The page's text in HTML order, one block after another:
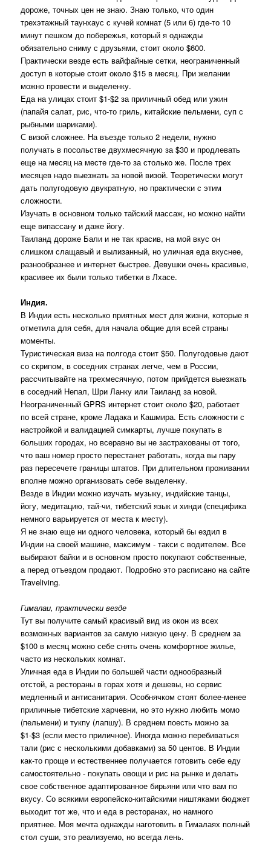
дороже, точных цен не знаю. Знаю только, что один
трехэтажный таунхаус с кучей комнат (5 или 6) где-то 10
минут пешком до побережья, который я однажды
обязательно сниму с друзьями, стоит около $600.
Практически везде есть вайфайные сетки, неограниченный
доступ в которые стоит около $15 в месяц. При желании
можно провести и выделенку.
Еда на улицах стоит $1-$2 за приличный обед или ужин
(папайя салат, рис, что-то гриль, китайские пельмени, суп с
рыбными шариками).
С визой сложнее. На въезде только 2 недели, нужно
получать в посольстве двухмесячную за $30 и продлевать
еще на месяц на месте где-то за столько же. После трех
месяцев надо выезжать за новой визой. Теоретически могут
дать полугодовую двукратную, но практически с этим
сложности.
Изучать в основном только тайский массаж, но можно найти
еще випассану и даже йогу.
Таиланд дороже Бали и не так красив, на мой вкус он
слишком слащавый и вылизанный, но уличная еда вкуснее,
разнообразнее и интернет быстрее. Девушки очень красивые,
красивее их были только тибетки в Лхасе.
Индия.
В Индии есть несколько приятных мест для жизни, которые я
отметила для себя, для начала общие для всей страны
моменты.
Туристическая виза на полгода стоит $50. Полугодовые дают
со скрипом, в соседних странах легче, чем в России,
рассчитывайте на трехмесячную, потом прийдется выезжать
в соседний Непал, Шри Ланку или Таиланд за новой.
Неограниченный GPRS интернет стоит около $20, работает
по всей стране, кроме Ладака и Кашмира. Есть сложности с
настройкой и валидацией симкарты, лучше покупать в
больших городах, но всеравно вы не застрахованы от того,
что ваш номер просто перестанет работать, когда вы пару
раз пересечете границы штатов. При длительном проживании
вполне можно организовать себе выделенку.
Везде в Индии можно изучать музыку, индийские танцы,
йогу, медитацию, тай-чи, тибетский язык и хинди (специфика
немного варьируется от места к месту).
Я не знаю еще ни одного человека, который бы ездил в
Индии на своей машине, максимум - такси с водителем. Все
выбирают байки и в основном просто покупают собственные,
а перед отъездом продают. Подробно это расписано на сайте
Traveliving.
Гималаи, практически везде
Тут вы получите самый красивый вид из окон из всех
возможных вариантов за самую низкую цену. В среднем за
$100 в месяц можно себе снять очень комфортное жилье,
часто из нескольких комнат.
Уличная еда в Индии по большей части однообразный
отстой, а рестораны в горах хотя и дешевы, но сервис
медленный и антисанитария. Особнячком стоят более-менее
приличные тибетские харчевни, но это нужно любить момо
(пельмени) и тукпу (лапшу). В среднем поесть можно за
$1-$3 (если место приличное). Иногда можно перебиваться
тали (рис с несколькими добавками) за 50 центов. В Индии
как-то проще и естественнее получается готовить себе еду
самостоятельно - покупать овощи и рис на рынке и делать
свое собственное адаптированное бирьяни или что вам по
вкусу. Со всякими европейско-китайскими ништяками бюджет
выходит тот же, что и еда в ресторанах, но намного
приятнее. Моя мечта однажды наготовить в Гималаях полный
стол суши, это реализуемо, но всегда лень.